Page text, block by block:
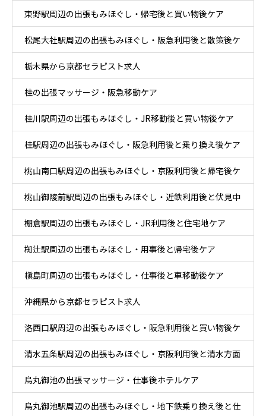
ケア
東野駅周辺の出張もみほぐし・帰宅後と買い物後ケア
松尾大社駅周辺の出張もみほぐし・阪急利用後と散策後ケ
ア
栃木県から京都セラピスト求人
桂の出張マッサージ・阪急移動ケア
桂川駅周辺の出張もみほぐし・JR移動後と買い物後ケア
桂駅周辺の出張もみほぐし・阪急利用後と乗り換え後ケア
桃山南口駅周辺の出張もみほぐし・京阪利用後と帰宅後ケ
ア
桃山御陵前駅周辺の出張もみほぐし・近鉄利用後と伏見中
心部ケア
棚倉駅周辺の出張もみほぐし・JR利用後と住宅地ケア
椥辻駅周辺の出張もみほぐし・用事後と帰宅後ケア
槇島町周辺の出張もみほぐし・仕事後と車移動後ケア
沖縄県から京都セラピスト求人
洛西口駅周辺の出張もみほぐし・阪急利用後と買い物後ケ
ア
清水五条駅周辺の出張もみほぐし・京阪利用後と清水方面
散策ケア
烏丸御池の出張マッサージ・仕事後ホテルケア
烏丸御池駅周辺の出張もみほぐし・地下鉄乗り換え後と仕